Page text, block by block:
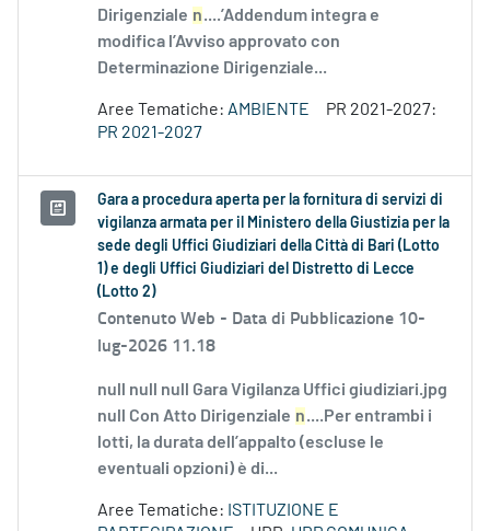
Dirigenziale n....’Addendum integra e
modifica l’Avviso approvato con
Determinazione Dirigenziale...
Aree Tematiche: AMBIENTE
PR 2021-2027:
PR 2021-2027
Gara a procedura aperta per la fornitura di servizi di
vigilanza armata per il Ministero della Giustizia per la
sede degli Uffici Giudiziari della Città di Bari (Lotto
1) e degli Uffici Giudiziari del Distretto di Lecce
(Lotto 2)
Contenuto Web - Data di Pubblicazione 10-
lug-2026 11.18
null null null Gara Vigilanza Uffici giudiziari.jpg
null Con Atto Dirigenziale n....Per entrambi i
lotti, la durata dell’appalto (escluse le
eventuali opzioni) è di...
Aree Tematiche: ISTITUZIONE E